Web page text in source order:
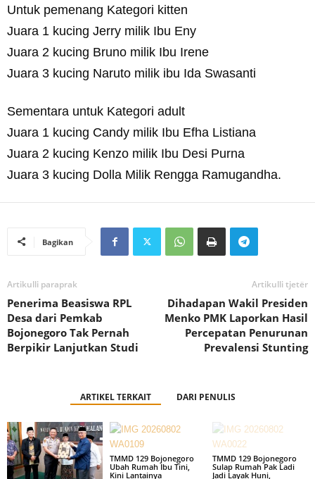
Untuk pemenang Kategori kitten
Juara 1 kucing Jerry milik Ibu Eny
Juara 2 kucing Bruno milik Ibu Irene
Juara 3 kucing Naruto milik ibu Ida Swasanti
Sementara untuk Kategori adult
Juara 1 kucing Candy milik Ibu Efha Listiana
Juara 2 kucing Kenzo milik Ibu Desi Purna
Juara 3 kucing Dolla Milik Rengga Ramugandha.
Bagikan
Artikulli paraprak
Penerima Beasiswa RPL
Desa dari Pemkab
Bojonegoro Tak Pernah
Berpikir Lanjutkan Studi
Artikulli tjetër
Dihadapan Wakil Presiden
Menko PMK Laporkan Hasil
Percepatan Penurunan
Prevalensi Stunting
ARTIKEL TERKAIT DARI PENULIS
TMMD 129 Bojonegoro
Ubah Rumah Ibu Tini,
Kini Lantainya
TMMD 129 Bojonegoro
Sulap Rumah Pak Ladi
Jadi Layak Huni,